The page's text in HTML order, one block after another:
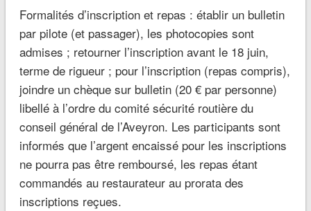
Formalités d’inscription et repas : établir un bulletin
par pilote (et passager), les photocopies sont
admises ; retourner l’inscription avant le 18 juin,
terme de rigueur ; pour l’inscription (repas compris),
joindre un chèque sur bulletin (20 € par personne)
libellé à l’ordre du comité sécurité routière du
conseil général de l’Aveyron. Les participants sont
informés que l’argent encaissé pour les inscriptions
ne pourra pas être remboursé, les repas étant
commandés au restaurateur au prorata des
inscriptions reçues.